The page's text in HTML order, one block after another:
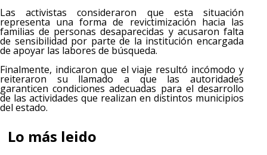
Las activistas consideraron que esta situación
representa una forma de revictimización hacia las
familias de personas desaparecidas y acusaron falta
de sensibilidad por parte de la institución encargada
de apoyar las labores de búsqueda.
Finalmente, indicaron que el viaje resultó incómodo y
reiteraron su llamado a que las autoridades
garanticen condiciones adecuadas para el desarrollo
de las actividades que realizan en distintos municipios
del estado.
Lo más leido